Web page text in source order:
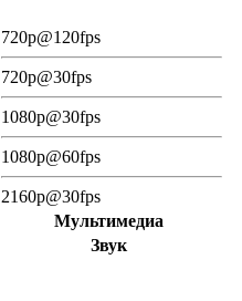
720p@120fps
720p@30fps
1080p@30fps
1080p@60fps
2160p@30fps
Мультимедиа
Звук